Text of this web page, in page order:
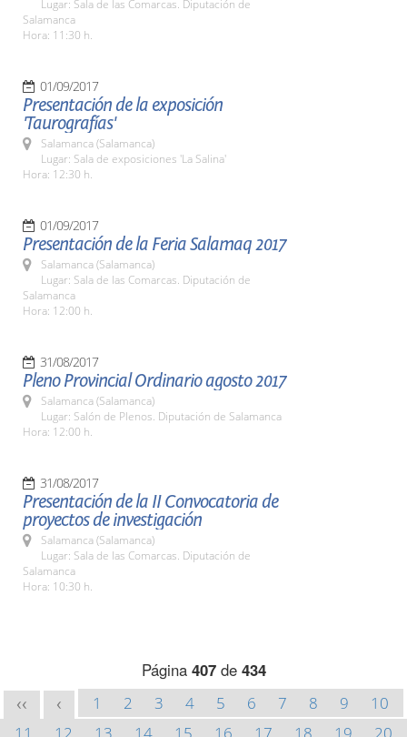
Lugar: Sala de las Comarcas. Diputación de
Salamanca
Hora: 11:30 h.
01/09/2017
Presentación de la exposición
'Taurografías'
Salamanca (Salamanca)
Lugar: Sala de exposiciones 'La Salina'
Hora: 12:30 h.
01/09/2017
Presentación de la Feria Salamaq 2017
Salamanca (Salamanca)
Lugar: Sala de las Comarcas. Diputación de
Salamanca
Hora: 12:00 h.
31/08/2017
Pleno Provincial Ordinario agosto 2017
Salamanca (Salamanca)
Lugar: Salón de Plenos. Diputación de Salamanca
Hora: 12:00 h.
31/08/2017
Presentación de la II Convocatoria de
proyectos de investigación
Salamanca (Salamanca)
Lugar: Sala de las Comarcas. Diputación de
Salamanca
Hora: 10:30 h.
Página 407de 434
<< < 1 2 3 4 5 6 7 8 9
10